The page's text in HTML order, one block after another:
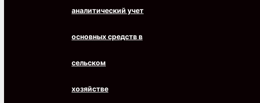
аналитический учет
основных средств в
сельском
хозяйстве